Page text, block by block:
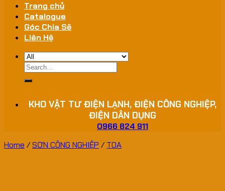
Trang chủ
Catalogue
Góc Chia Sẽ
Liên Hệ
Search
for:
KHO VẬT TƯ ĐIỆN LẠNH, ĐIỆN CÔNG NGHIỆP,
ĐIỆN DÂN DỤNG
0966 824 911
Home /SƠN CÔNG NGHIỆP / TOA